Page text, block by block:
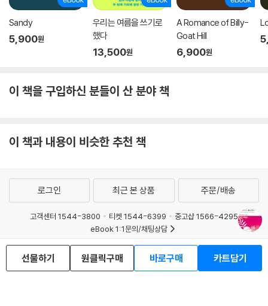
Sandy
5,900원
우리는 여름을 쓰기로
했다
13,500원
A Romance of Billy-
Goat Hill
6,900원
이 책을 구입하신 분들이 산 분야 책
이 책과 내용이 비슷한 추천 책
선물하기 원클릭구매 바로구매 카트담기
로그인 최근 본 상품 주문/배송
고객센터 1544-3800 티켓 1544-6399
중고샵 1566-4295
eBook 1:1문의/채팅상담
예스이십사(주) 사업자 정보
이용약관
개인정보처리방침
청소년보호정책